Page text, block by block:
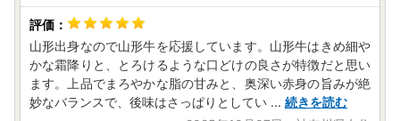
非常に増えております。
電話番号をよくお確かめのうえ、お掛け間違いのないように
お願い申し上げ
ます。
==========================================
山形出身なので山形牛を応援しています。山形牛はきめ細や
かな霜降りと、とろけるような口どけの良さが特徴だと思い
ます。上品でまろやかな脂の甘みと、奥深い赤身の旨みが絶
妙なバランスで、後味はさっぱりとしてい ... 続きを読む